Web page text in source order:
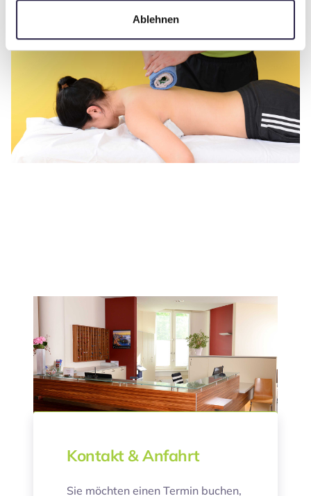
Ablehnen
Kontakt & Anfahrt
Sie möchten einen Termin buchen,